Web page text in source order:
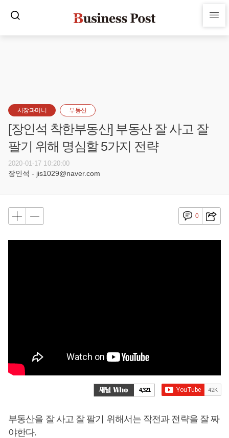
시장과머니 부동산
[장인석 착한부동산] 부동산 잘 사고 잘
팔기 위해 명심할 5가지 전략
2020-01-17 10:20:00
장인석 - jis1029@naver.com
0
4,321
부동산을 잘 사고 잘 팔기 위해서는 작전과 전략을 잘 짜
야한다.